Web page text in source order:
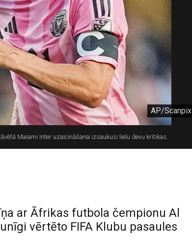
AP/Scanpix
Maiami Inter uzaicināšana izsaukusi lielu devu kritikas.
ar Āfrikas futbola čempionu Al
vērtēto FIFA Klubu pasaules